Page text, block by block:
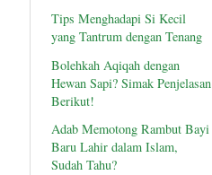
Tips Menghadapi Si Kecil
yang Tantrum dengan Tenang
Bolehkah Aqiqah dengan
Hewan Sapi? Simak Penjelasan
Berikut!
Adab Memotong Rambut Bayi
Baru Lahir dalam Islam,
Sudah Tahu?